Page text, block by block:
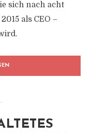
sich nach acht
als CEO –